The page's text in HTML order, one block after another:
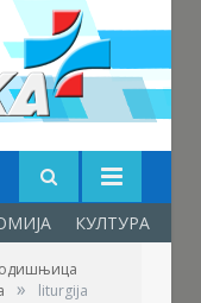
КУЛТУРА
» liturgija